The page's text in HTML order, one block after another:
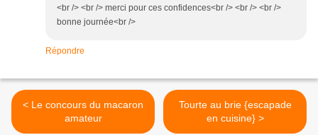
<br /> <br /> merci pour ces confidences<br /> <br /> <br />
bonne journée<br />
Répondre
< Le concours du macaron
amateur
Tourte au brie {escapade
en cuisine} >